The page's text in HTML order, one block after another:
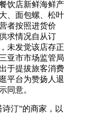
饮店新鲜海鲜产
、面包螺、松叶
者按照进货价
求情况自从订
未发觉该店存正
亚市市场监管局
于提拔旅客消费
平台为赞扬人退
同意。
汀”的商家，以